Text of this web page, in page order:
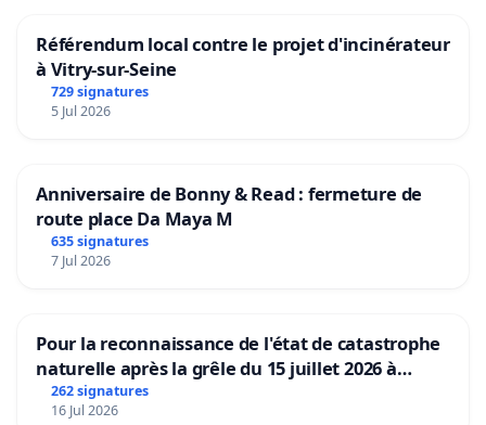
Référendum local contre le projet d'incinérateur
à Vitry-sur-Seine
729 signatures
5 Jul 2026
Anniversaire de Bonny & Read : fermeture de
route place Da Maya M
635 signatures
7 Jul 2026
Pour la reconnaissance de l'état de catastrophe
naturelle après la grêle du 15 juillet 2026 à
Aubenas et ses alentours
262 signatures
16 Jul 2026